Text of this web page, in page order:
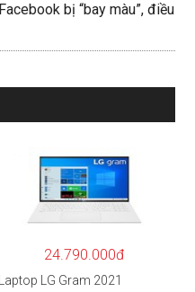
bị “bay màu”, điều
24.790.000đ
Laptop LG Gram 2021